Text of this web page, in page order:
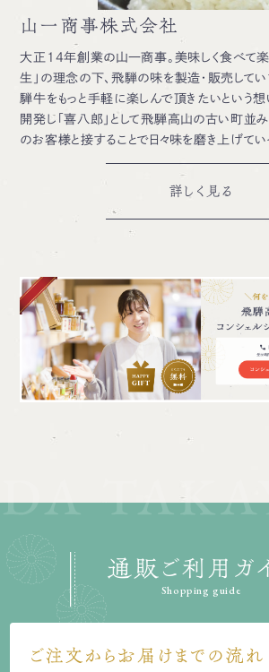
山一商事株式会社
大正14年創業の山一商事。美味しく食べて楽
生」の理念の下、飛騨の味を製造・販売して
騨牛をもっと手軽に楽しんで頂きたいという
開発し「喜八郎」として飛騨高山の古い町並
のお客様と接することで日々味を磨き上げてい
詳しく見る
通販ご利用ガ
Shopping guide
ご注文からお届けまでの流れ